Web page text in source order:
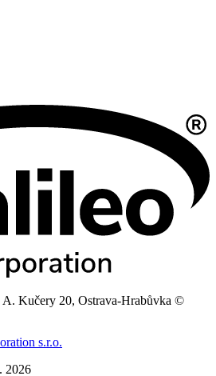
Kučery 20, Ostrava-Hrabůvka ©
s.r.o.
2026